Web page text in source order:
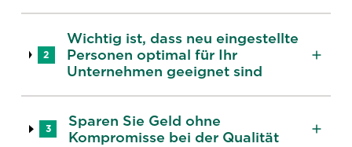
2
Wichtig ist, dass neu eingestellte
Personen optimal für Ihr
Unternehmen geeignet sind
3
Sparen Sie Geld ohne
Kompromisse bei der Qualität